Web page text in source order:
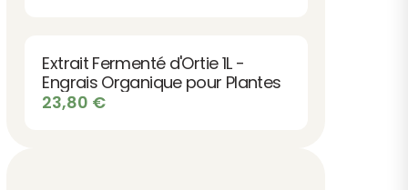
Extrait Fermenté d'Ortie 1L -
Engrais Organique pour Plantes
23,80 €